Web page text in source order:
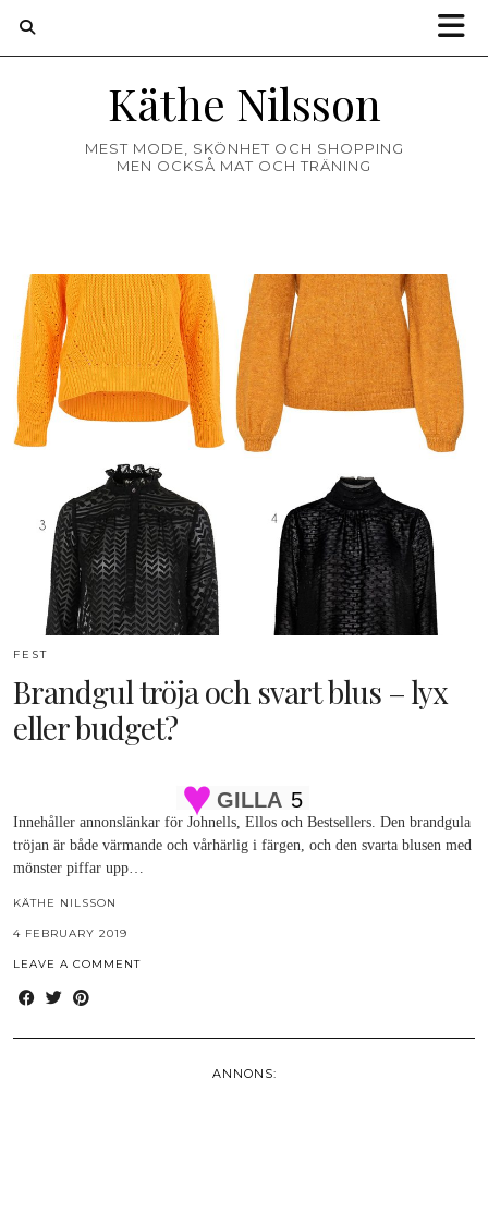
Käthe Nilsson
MEST MODE, SKÖNHET OCH SHOPPING
MEN OCKSÅ MAT OCH TRÄNING
FEST
Brandgul tröja och svart blus – lyx
eller budget?
GILLA 5
Innehåller annonslänkar för Johnells, Ellos och Bestsellers. Den brandgula
tröjan är både värmande och vårhärlig i färgen, och den svarta blusen med
mönster piffar upp…
KÄTHE NILSSON
4 FEBRUARY 2019
LEAVE A COMMENT
ANNONS: